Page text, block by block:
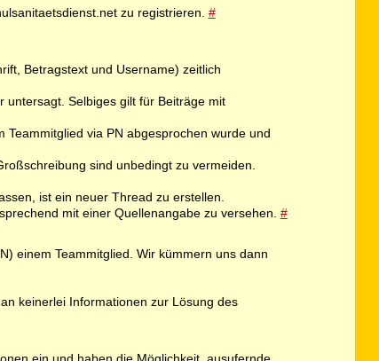
zu registrieren. #
Betragstext und Username) zeitlich
untersagt. Selbiges gilt für Beiträge mit
via PN abgesprochen wurde und
sind unbedingt zu vermeiden.
ist ein neuer Thread zu erstellen.
mit einer Quellenangabe zu versehen. #
einem Teammitglied. Wir kümmern uns dann
keinerlei Informationen zur Lösung des